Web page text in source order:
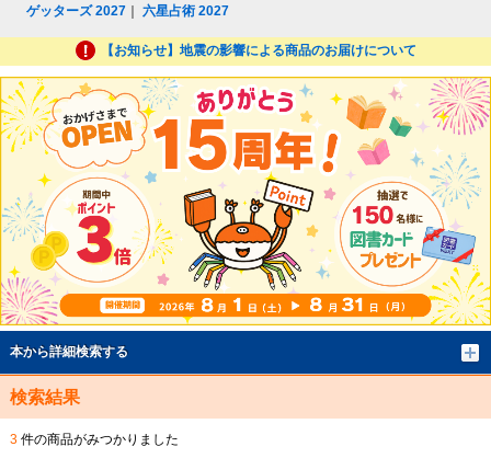
ゲッターズ 2027 ｜六星占術 2027
【お知らせ】地震の影響による商品のお届けについて
本から詳細検索する
検索結果
3件の商品がみつかりました